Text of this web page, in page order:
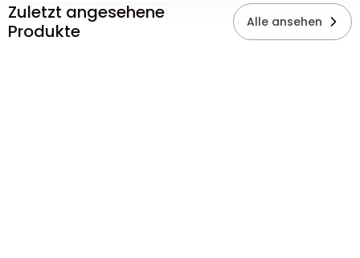
Zuletzt angesehene
Produkte
Alle ansehen